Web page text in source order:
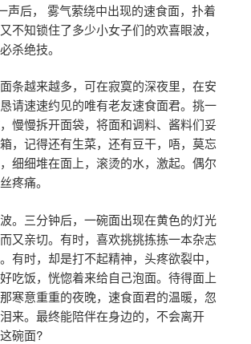
声后， 雾气萦绕中出现的速食面，扑着
不知锁住了多少小女子们的欢喜眼波，
杀绝技。
条越来越多，可在寂寞的深夜里，在安
请速速约见的唯有老友速食面君。挑一
慢慢拆开面袋，将面和调料、酱料们妥
，记得还有生菜，还有豆干，唔，莫忘
细细堆在面上，滚烫的水，激起。偶尔
疼痛。
。三分钟后，一碗面出现在黄色的灯光
又亲切。有时，喜欢挑挑拣拣一本杂志
有时，却是打不起精神，头疼欲裂中，
吃饭，恍惚着来给自己泡面。待得面上
寒意重重的夜晚，速食面君的温暖，忽
来。最终能陪伴在身边的，不会离开
碗面?